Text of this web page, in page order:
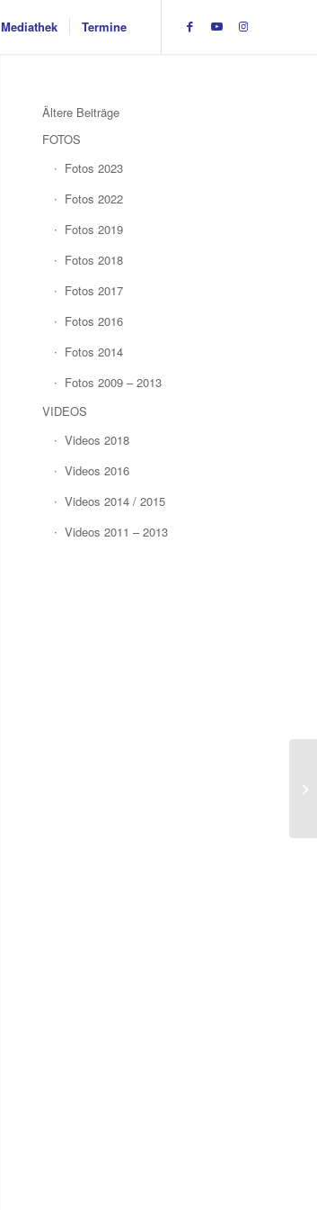
Mediathek Termine
Ältere Beiträge
FOTOS
Fotos 2023
Fotos 2022
Fotos 2019
Fotos 2018
Fotos 2017
Fotos 2016
Fotos 2014
Fotos 2009 – 2013
VIDEOS
Videos 2018
Videos 2016
Videos 2014 / 2015
Videos 2011 – 2013